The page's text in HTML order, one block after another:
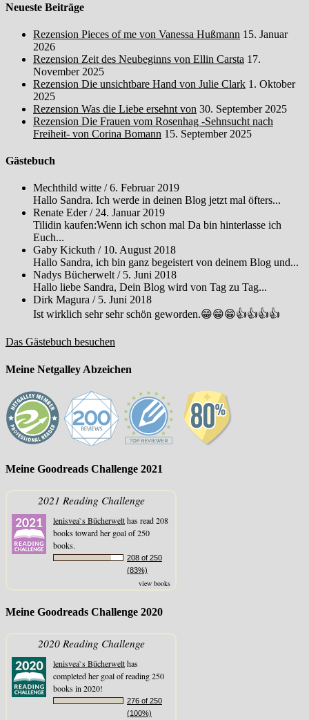
Neueste Beiträge
Rezension Pieces of me von Vanessa Hußmann 15. Januar
2026
Rezension Zeit des Neubeginns von Ellin Carsta 17.
November 2025
Rezension Die unsichtbare Hand von Julie Clark 1. Oktober
2025
Rezension Was die Liebe ersehnt von 30. September 2025
Rezension Die Frauen vom Rosenhag -Sehnsucht nach
Freiheit- von Corina Bomann 15. September 2025
Gästebuch
Mechthild witte /6. Februar 2019
Hallo Sandra. Ich werde in deinen Blog jetzt mal öfters...
Renate Eder/ 24. Januar 2019
Tilidin kaufen:Wenn ich schon mal Da bin hinterlasse ich
Euch...
Gaby Kickuth / 10. August 2018
Hallo Sandra, ich bin ganz begeistert von deinem Blog und...
Nadys Bücherwelt / 5. Juni 2018
Hallo liebe Sandra, Dein Blog wird von Tag zu Tag...
Dirk Magura / 5. Juni 2018
Ist wirklich sehr sehr schön geworden.😁😁😁👍👍👍👍
Das Gästebuch besuchen
Meine Netgalley Abzeichen
Meine Goodreads Challenge 2021
2021 Reading Challenge
lenisvea`s Bücherwelthas read 208
books toward her goal of 250
books.
208 of 250
(83%)
view books
Meine Goodreads Challenge 2020
2020 Reading Challenge
lenisvea`s Bücherwelthas
completed her goal of reading 250
books in 2020!
276 of 250
(100%)